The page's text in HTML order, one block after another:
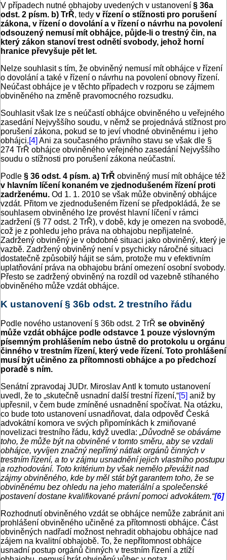
V případech nutné obhajoby uvedených v ustanovení § 36a
odst. 2 písm. b) TrŘ, tedy v řízení o stížnosti pro porušení
zákona, v řízení o dovolání a v řízení o návrhu na povolení
odsouzený nemusí mít obhájce, půjde-li o trestný čin, na
který zákon stanoví trest odnětí svobody, jehož horní
hranice převyšuje pět let.
Nelze souhlasit s tím, že obviněný nemusí mít obhájce v řízení
o dovolání a také v řízení o návrhu na povolení obnovy řízení.
Neúčast obhájce je v těchto případech v rozporu se zájmem
obviněného na změně pravomocného rozsudku.
Souhlasit však lze s neúčastí obhájce obviněného u veřejného
zasedání Nejvyššího soudu, v němž se projednává stížnost pro
porušení zákona, pokud se to jeví vhodné obviněnému i jeho
obhájci.[4] Ani za současného právního stavu se však dle §
274 TrŘ obhájce obviněného veřejného zasedání Nejvyššího
soudu o stížnosti pro porušení zákona neúčastní.
Podle § 36 odst. 4 písm. a) TrŘ obviněný musí mít obhájce též
v hlavním líčení konaném ve zjednodušeném řízení proti
zadrženému. Od 1. 1. 2010 se však může obviněný obhájce
vzdát. Přitom ve zjednodušeném řízení se předpokládá, že se
souhlasem obviněného lze provést hlavní líčení v rámci
zadržení (§ 77 odst. 2 TrŘ), v době, kdy je omezen na svobodě,
což je z pohledu jeho práva na obhajobu nepřijatelné.
Zadržený obviněný je v obdobné situaci jako obviněný, který je
vazbě. Zadržený obviněný není v psychicky náročné situaci
dostatečně způsobilý hájit se sám, protože mu v efektivním
uplatňování práva na obhajobu brání omezení osobní svobody.
Přesto se zadržený obviněný na rozdíl od vazebně stíhaného
obviněného může vzdát obhájce.
K ustanovení § 36b odst. 2 trestního řádu
Podle nového ustanovení § 36b odst. 2 TrŘ se obviněný
může vzdát obhájce podle odstavce 1 pouze výslovným
písemným prohlášením nebo ústně do protokolu u orgánu
činného v trestním řízení, který vede řízení. Toto prohlášení
musí být učiněno za přítomnosti obhájce a po předchozí
poradě s ním.
Senátní zpravodaj JUDr. Miroslav Antl k tomuto ustanovení
uvedl, že to „skutečně usnadní další trestní řízení,“[5] aniž by
upřesnil, v čem bude zmíněné usnadnění spočívat. Na otázku,
co bude toto ustanovení usnadňovat, dala odpověď Česká
advokátní komora ve svých připomínkách k zmiňované
novelizaci trestního řádu, když uvedla: „Důvodně se obáváme
toho, že může být na obviněné v tomto směru, aby se vzdali
obhájce, vyvíjen značný nepřímý nátlak orgánů činných v
trestním řízení, a to v zájmu usnadnění jejich vlastního postupu
a rozhodování. Toto kritérium by však nemělo převážit nad
zájmy obviněného, kde by měl stát být garantem toho, že se
obviněnému bez ohledu na jeho materiální a společenské
postavení dostane kvalifikované právní pomoci advokátem.“[6]
Rozhodnutí obviněného vzdát se obhájce nemůže zabránit ani
prohlášení obviněného učiněné za přítomnosti obhájce. Část
obviněných nadřadí možnost nehradit obhajobu obhájce nad
zájem na kvalitní obhajobě. To, že nepřítomnost obhájce
usnadní postup orgánů činných v trestním řízení a ztíží